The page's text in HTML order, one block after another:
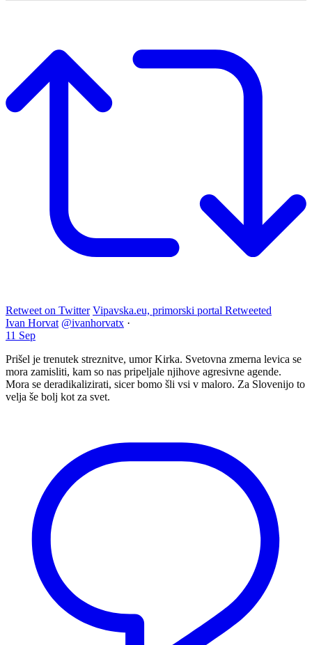
Retweet on Twitter Vipavska.eu, primorski portal Retweeted
Ivan Horvat @ivanhorvatx ·
11 Sep
Prišel je trenutek streznitve, umor Kirka. Svetovna zmerna levica se
mora zamisliti, kam so nas pripeljale njihove agresivne agende.
Mora se deradikalizirati, sicer bomo šli vsi v maloro. Za Slovenijo to
velja še bolj kot za svet.